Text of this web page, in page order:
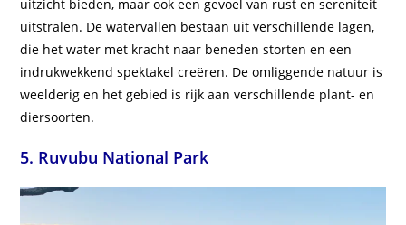
uitzicht bieden, maar ook een gevoel van rust en sereniteit
uitstralen. De watervallen bestaan uit verschillende lagen,
die het water met kracht naar beneden storten en een
indrukwekkend spektakel creëren. De omliggende natuur is
weelderig en het gebied is rijk aan verschillende plant- en
diersoorten.
5. Ruvubu National Park